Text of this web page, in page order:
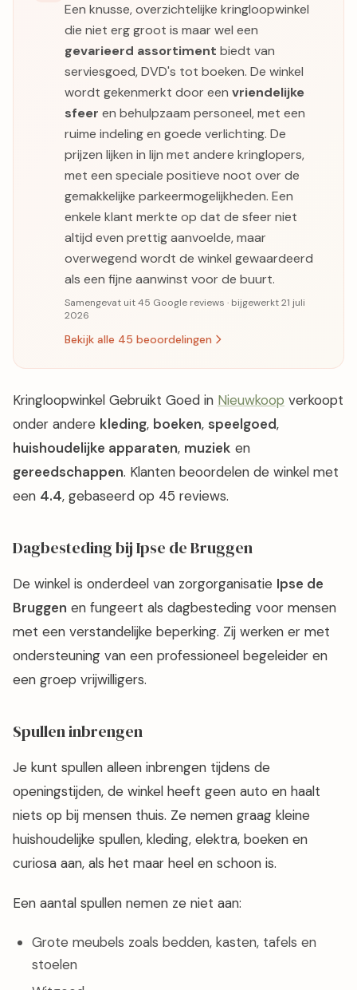
Een knusse, overzichtelijke kringloopwinkel
die niet erg groot is maar wel een
gevarieerd assortiment biedt van
serviesgoed, DVD's tot boeken. De winkel
wordt gekenmerkt door een vriendelijke
sfeer en behulpzaam personeel, met een
ruime indeling en goede verlichting. De
prijzen lijken in lijn met andere kringlopers,
met een speciale positieve noot over de
gemakkelijke parkeermogelijkheden. Een
enkele klant merkte op dat de sfeer niet
altijd even prettig aanvoelde, maar
overwegend wordt de winkel gewaardeerd
als een fijne aanwinst voor de buurt.
Samengevat uit 45 Google reviews · bijgewerkt 21 juli
2026
Bekijk alle 45 beoordelingen
Kringloopwinkel Gebruikt Goed in Nieuwkoop verkoopt
onder andere kleding, boeken, speelgoed,
huishoudelijke apparaten, muziek en
gereedschappen. Klanten beoordelen de winkel met
een 4.4, gebaseerd op 45 reviews.
Dagbesteding bij Ipse de Bruggen
De winkel is onderdeel van zorgorganisatie Ipse de
Bruggen en fungeert als dagbesteding voor mensen
met een verstandelijke beperking. Zij werken er met
ondersteuning van een professioneel begeleider en
een groep vrijwilligers.
Spullen inbrengen
Je kunt spullen alleen inbrengen tijdens de
openingstijden, de winkel heeft geen auto en haalt
niets op bij mensen thuis. Ze nemen graag kleine
huishoudelijke spullen, kleding, elektra, boeken en
curiosa aan, als het maar heel en schoon is.
Een aantal spullen nemen ze niet aan:
Grote meubels zoals bedden, kasten, tafels en
stoelen